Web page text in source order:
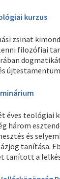
kurzus
zsinat
filozófiai
éves
három
és
tanítása.
tanított a